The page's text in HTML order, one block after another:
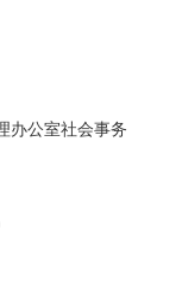
办公室社会事务